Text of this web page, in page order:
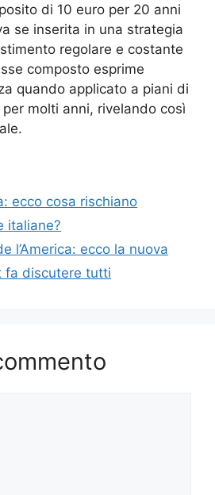
di 10 euro per 20 anni
se inserita in una strategia
regolare e costante
composto esprime
quando applicato a piani di
molti anni, rivelando così
ecco cosa rischiano
italiane?
l’America: ecco la nuova
fa discutere tutti